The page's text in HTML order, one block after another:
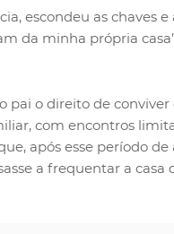
escondeu as chaves e
da minha própria
pai o direito de
com encontros
após esse período
a frequentar a casa